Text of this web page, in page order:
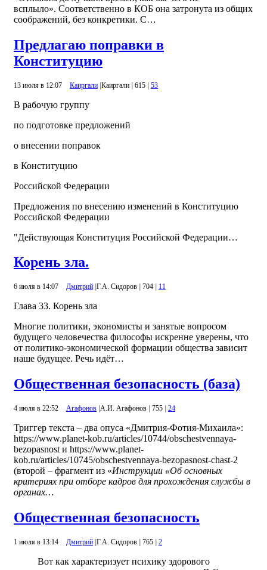
всплыло». Соответственно в КОБ она затронута из общих
соображений, без конкретики. С…
Предлагаю поправки в
Конституцию
13 июля в 12:07 Каиргали |Каиргали | 615 | 53
В рабочую группу
по подготовке предложений
о внесении поправок
в Конституцию
Российской Федерации
Предложения по внесению изменений в Конституцию
Российской Федерации
"Действующая Конституция Российской Федерации…
Корень зла.
6 июля в 14:07 Дмитрий Г.А. Сидоров 704 11
Глава 33. Корень зла
Многие политики, экономисты и занятые вопросом
будущего человечества философы искренне уверены, что
от политико-экономической формации общества зависит
наше будущее. Речь идёт…
Общественная безопасность (база)
4 июля в 22:52 Агафонов А.И. Агафонов 755 24
Триггер текста – два опуса «Дмитрия-Фотия-Михаила»:
https://www.planet-kob.ru/articles/10744/obschestvennaya-
bezopasnost и https://www.planet-
kob.ru/articles/10745/obschestvennaya-bezopasnost-chast-2
(второй – фрагмент из «Инструкции «Об основных
критериях при отборе кадров для прохождения службы в
органах…
Общественная безопасность
1 июля в 13:14 Дмитрий Г.А. Сидоров 765 2
Вот как характеризует психику здорового